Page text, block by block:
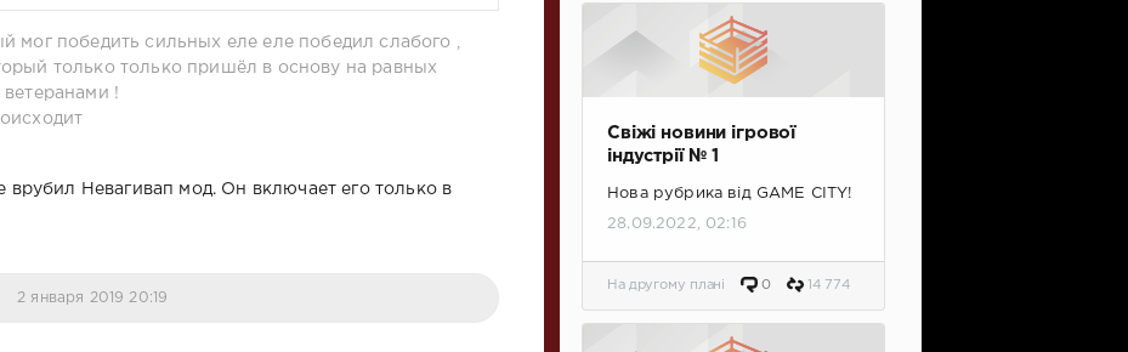
мог победить сильных еле еле победил слабого ,
только только пришёл в основу на равных
ветеранами !
Невагивап мод. Он включает его только в
2 января 2019 20:19
Свіжі новини ігрової
індустрії № 1
Нова рубрика від GAME CITY!
28.09.2022, 02:16
На другому плані 0 14 774